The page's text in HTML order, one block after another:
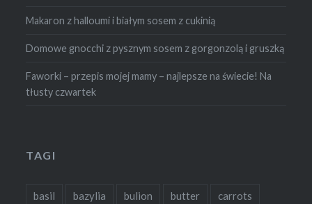
Makaron z halloumi i białym sosem z cukinią
Domowe gnocchi z pysznym sosem z gorgonzolą i gruszką
Faworki – przepis mojej mamy – najlepsze na świecie! Na
tłusty czwartek
TAGI
basil bazylia bulion butter carrots